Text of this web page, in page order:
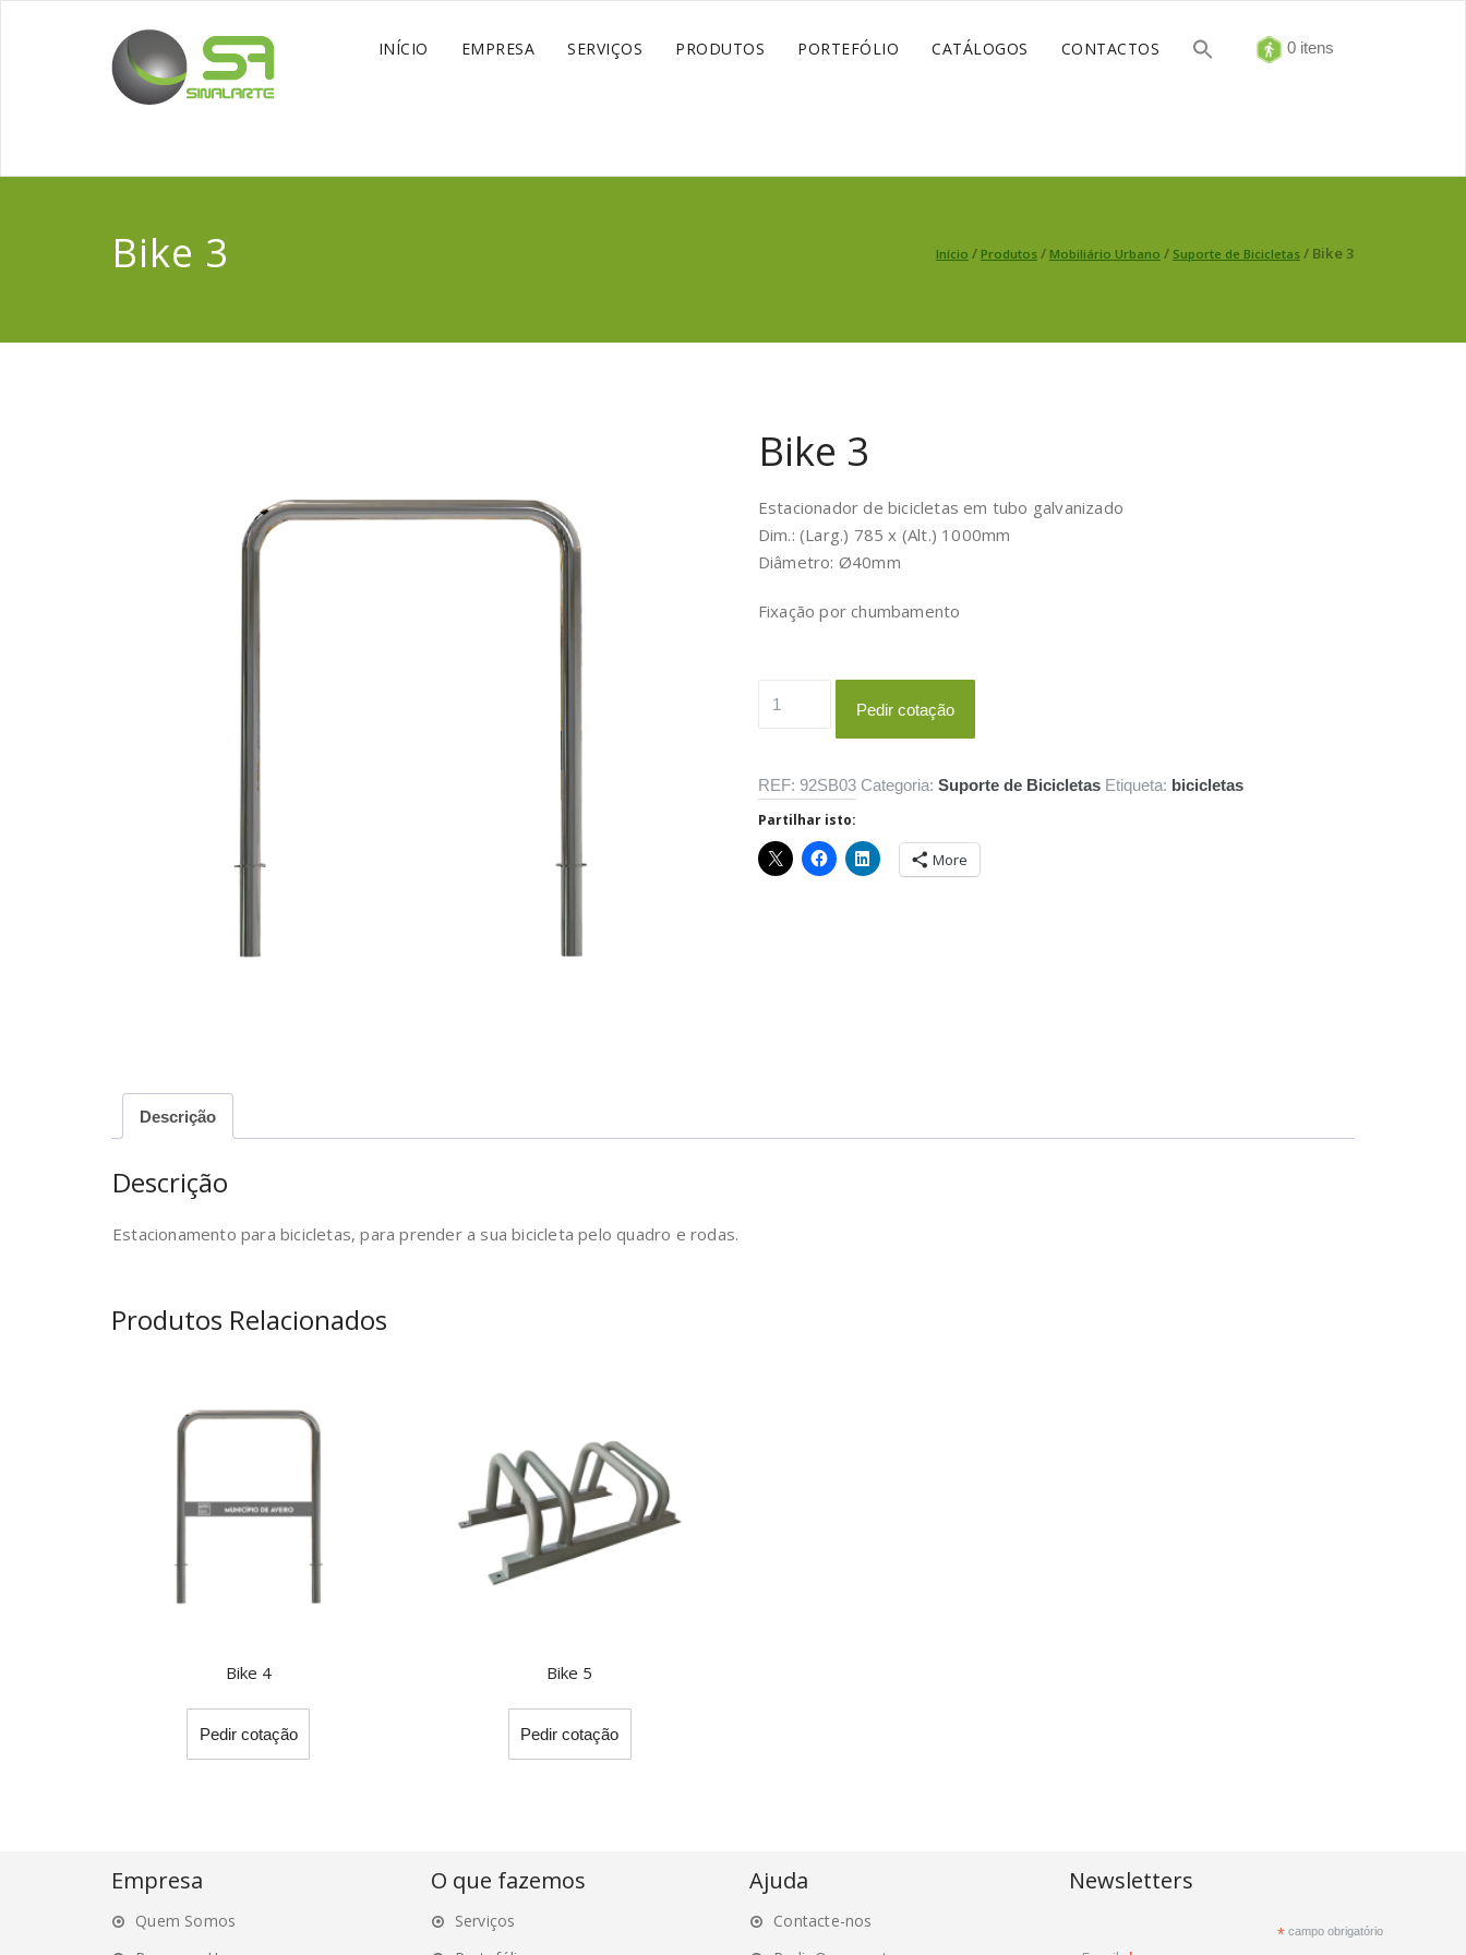
INÍCIO EMPRESA SERVIÇOS PRODUTOS PORTEFÓLIO CATÁLOGOS CONTACTOS 0 itens
Bike 3 Início / Produtos / Mobiliário Urbano / Suporte de Bicicletas / Bike 3
Bike 3
Estacionador de bicicletas em tubo galvanizado
Dim.: (Larg.) 785 x (Alt.) 1000mm
Diâmetro: Ø40mm
Fixação por chumbamento
Pedir cotação
REF: 92SB03 Categoria: Suporte de Bicicletas Etiqueta: bicicletas
Partilhar isto:
More
Descrição
Descrição
Estacionamento para bicicletas, para prender a sua bicicleta pelo quadro e rodas.
Produtos Relacionados
Bike 4
Pedir cotação
Bike 5
Pedir cotação
Empresa
Quem Somos
O que fazemos
Serviços
Ajuda
Contacte-nos
Newsletters
*campo obrigatório